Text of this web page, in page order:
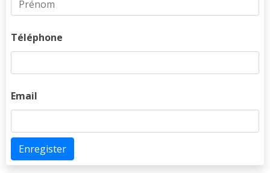
Téléphone
Email
Enregister